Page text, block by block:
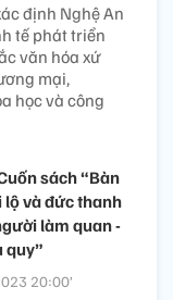
định Nghệ An
tế phát triển
văn hóa xứ
mại,
học và công
sách “Bàn
lộ và đức thanh
làm quan -
quy”
20:00’